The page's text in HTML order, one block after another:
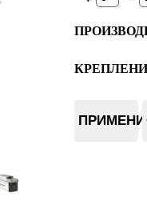
Bitdeer
CoolBitX